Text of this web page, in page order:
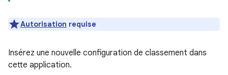
Autorisation requise
Insérez une nouvelle configuration de classement dans
cette application.